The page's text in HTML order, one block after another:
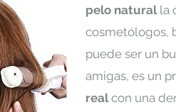
pelo naturalla
cosmetólogos,
puede ser un
amigas, es un
realcon una